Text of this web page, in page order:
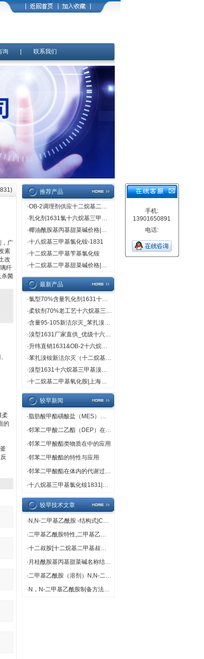
询 联系我们
手机:
13901650891
电话:
，广
素
改
纤
杀菌
柔
的
推荐产品
·OB-2调理剂供应十二烷基二甲基氧化胺
·乳化剂1631氯十六烷基三甲基氯化铵价格直销
·椰油酰胺基丙基甜菜碱价格|直销
·十八烷基三甲基氯化铵-1831
·十二烷基二甲基苄基氯化铵
·十二烷基二甲基甜菜碱价格|直销
最新产品
·氯型70%含量乳化剂1631十六烷基三甲基氯（溴）化铵
·柔软剂70%老工艺十六烷基三甲基溴化铵（1631溴型）
·含量95-105新洁尔灭_苯扎溴铵品牌_上海鲲伟规格95-105
·溴型1631厂家直供_优级十六烷基三甲基溴化铵_新价格
·升纬直销1631&OB-2十六烷基三甲基溴化铵十二烷基二甲基氧化胺
·苯扎溴铵新洁尔灭（十二烷基二甲基苄基溴化铵）
·溴型1631十六烷基三甲基溴化铵CMC值_上海升纬生产
·十二烷基二甲基氧化胺|上海升纬化工原料
较早新闻
·脂肪酸甲酯磺酸盐（MES）在洗涤剂中的应用
·邻苯二甲酸二乙酯（DEP）在包装也有应用
·邻苯二甲酸酯类物质在中的应用
·邻苯二甲酸酯的特性与应用
·邻苯二甲酸酯在体内的代谢过程解析
·十八烷基三甲基氯化铵1831|中文名称 |十八烷基三甲基氯化铵[1] 别名 1831 英文名称 Octadearyl dimethyl ammonium chloride 英文别名 n-Octadecyltrimethylammonium Chloride; trimethyloctadecylammonium chloride; Octadearyldimethylammonium chloride; Octadecyl Trimethyl Ammonium Chloride; O
较早技术文章
· N,N-二甲基乙酰胺 -结构式|CAS|物化性质|化学名称|英文名称|分 子 式|结 构 式
·二甲基乙酰胺特性,二甲基乙酰胺用途
·十二叔胺[十二烷基二甲基叔胺]性质描述生产方法用途
· 月桂酰胺基丙基甜菜碱名称结构用途
·二甲基乙酰胺（溶剂）N,N-二甲基乙酰胺制造的聚偏氟乙烯（PVDF）中空纤维膜及应用
· N，N-二甲基乙酰胺制备方法性质用途